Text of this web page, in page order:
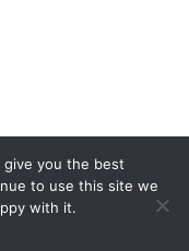
いだろう
OS X
you the best
to use this site we
with it.